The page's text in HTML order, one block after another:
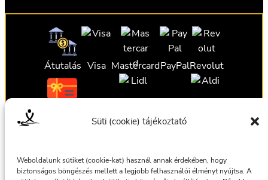
Süti (cookie) tájékoztató
Weboldalunk sütiket (cookie-kat) használ annak érdekében, hogy
biztonságos böngészés mellett a legjobb felhasználói élményt nyújtsa. A
Átutalás Visa MastercardPayPalRevolut
Ajándékutalvány
Ajándékutalvány